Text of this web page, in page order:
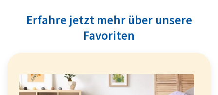
Erfahre jetzt mehr über unsere
Favoriten